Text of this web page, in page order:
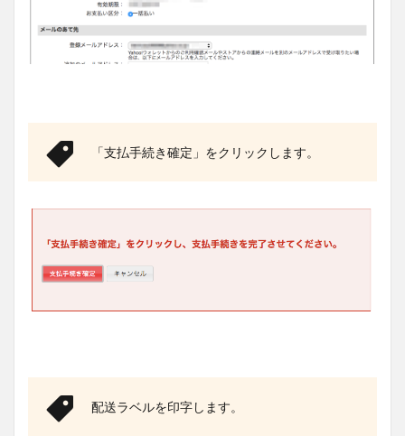
「支払手続き確定」をクリックします。
配送ラベルを印字します。